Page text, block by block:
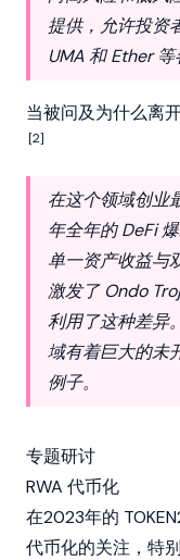
提供，允许投资
UMA 和 Ether 等
当被问及为什么离
[2]
在这个领域创业
年全年的 DeFi
单一资产收益与
激发了 Ondo
利用了这种差异
域有着巨大的未
例子。
专题研讨
RWA 代币化
在2023年的
代币化的关注，特